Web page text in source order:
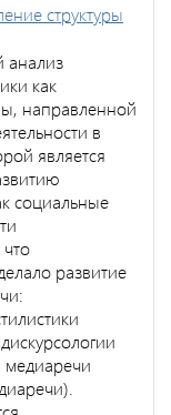
структуры
анализ
как
направленной
в
является
социальные
развитие
медиаречи